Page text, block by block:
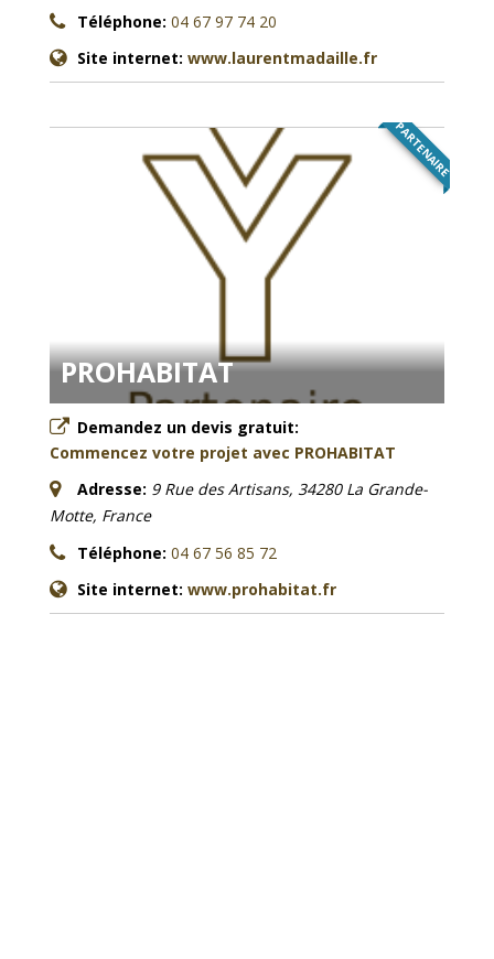
Téléphone: 04 67 97 74 20
Site internet: www.laurentmadaille.fr
PROHABITAT
PARTENAIRE
Demandez un devis gratuit:
Commencez votre projet avec PROHABITAT
Adresse: 9 Rue des Artisans, 34280 La Grande-
Motte, France
Téléphone: 04 67 56 85 72
Site internet: www.prohabitat.fr